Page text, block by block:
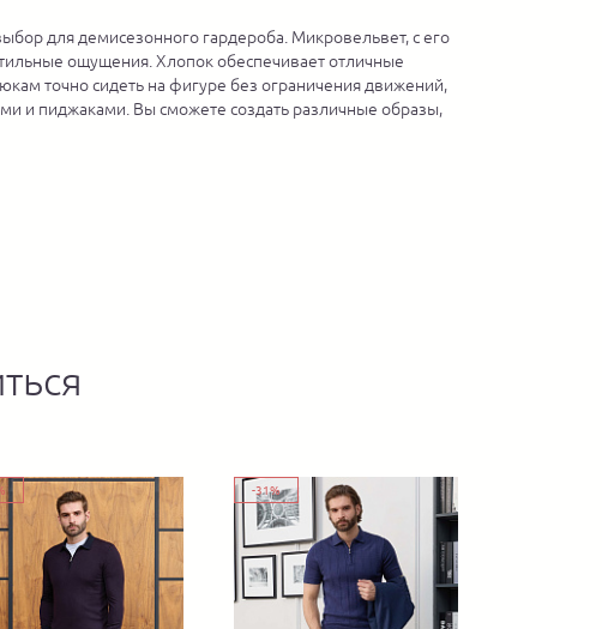
для демисезонного гардероба. Микровельвет, с его
ощущения. Хлопок обеспечивает отличные
точно сидеть на фигуре без ограничения движений,
и пиджаками. Вы сможете создать различные образы,
-31%